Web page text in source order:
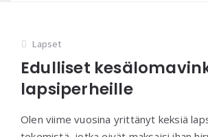
Lapset
Edulliset
lapsiperheille
Olen viime vuosina yrittänyt keksiä